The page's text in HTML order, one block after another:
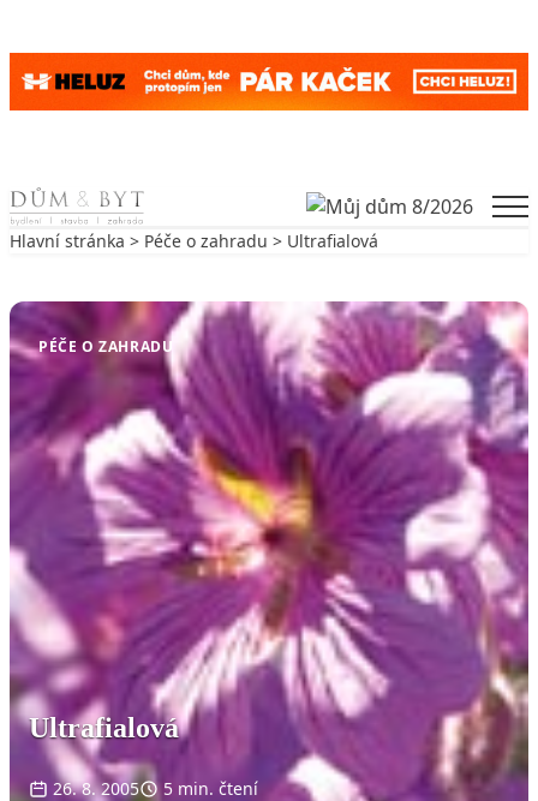
Skip to content
Hlavní stránka > Péče o zahradu > Ultrafialová
PÉČE O ZAHRADU
Ultrafialová
26. 8. 2005 5 min. čtení